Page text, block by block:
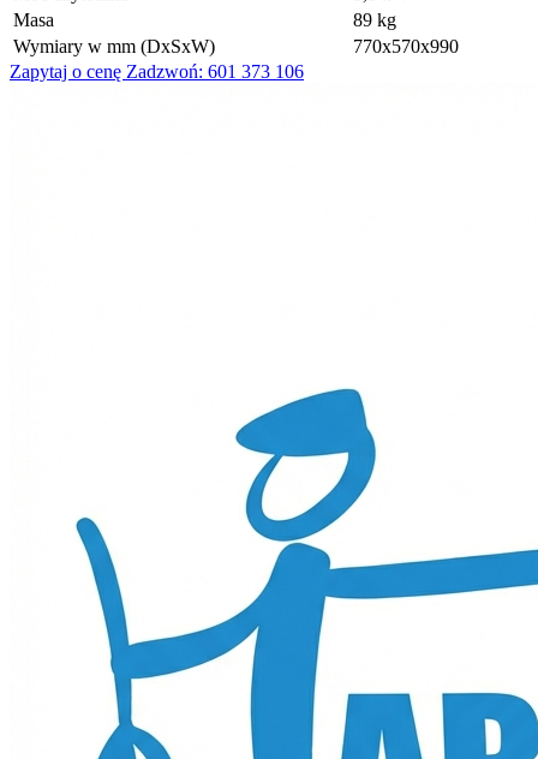
Masa
89 kg
Wymiary w mm (DxSxW)
770x570x990
Zapytaj o cenę Zadzwoń: 601 373 106